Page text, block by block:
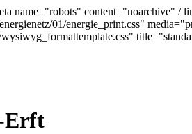
name="robots" content="noarchive" /
01/energie_print.css"
Erft